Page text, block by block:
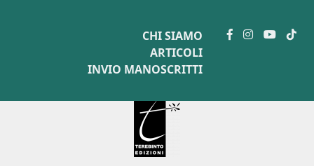
CHI SIAMO
ARTICOLI
INVIO MANOSCRITTI